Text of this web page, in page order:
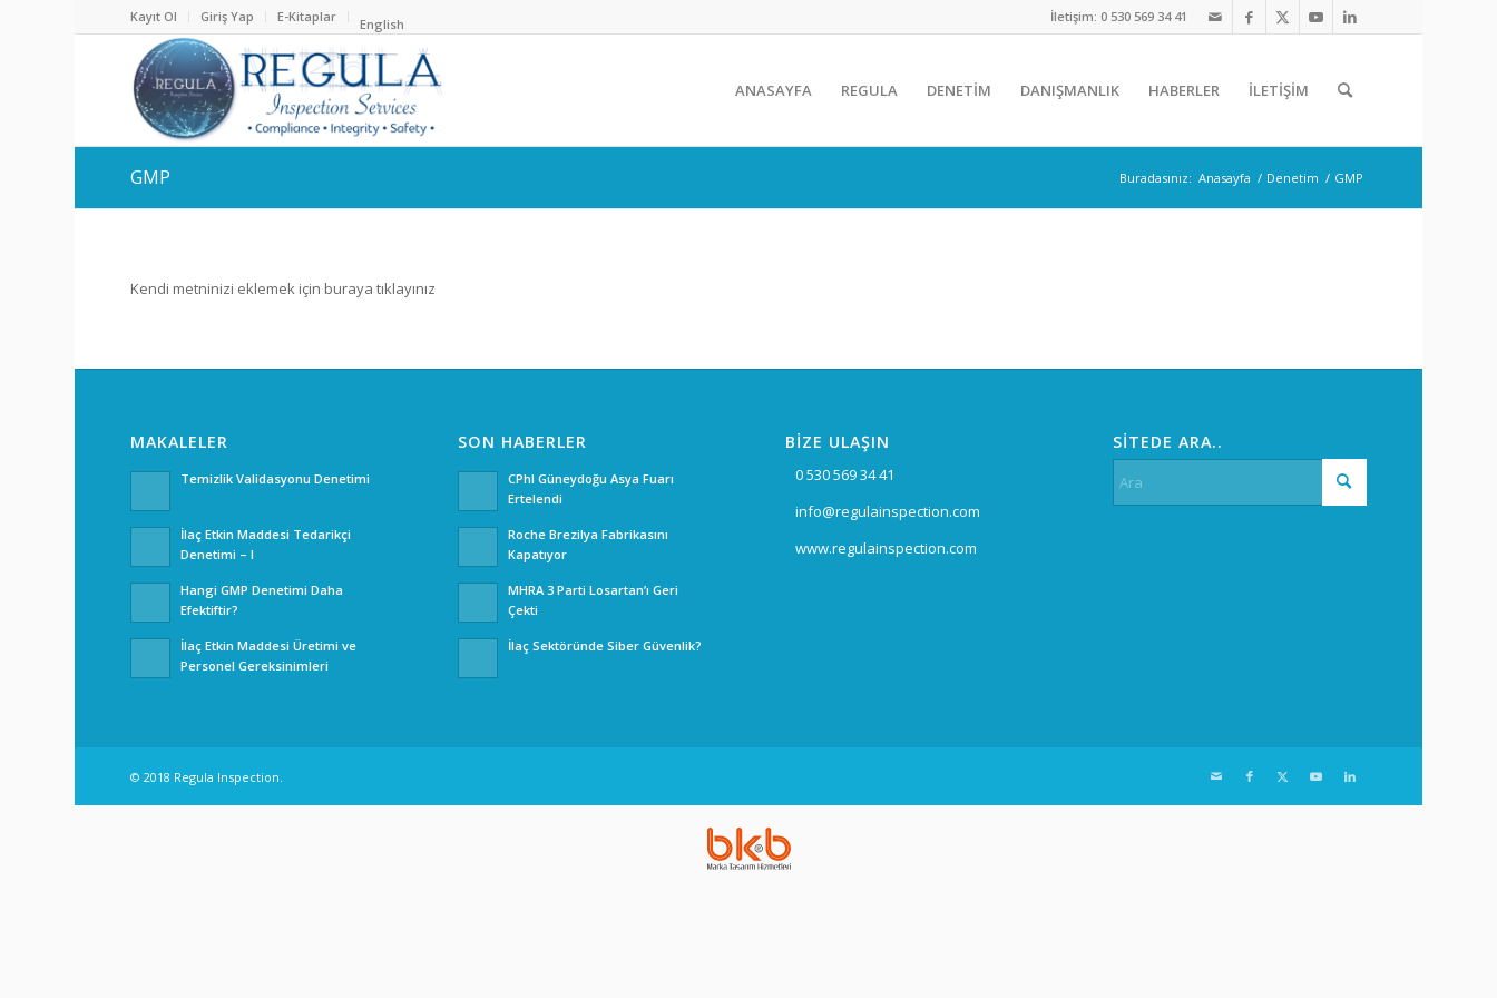
Kayıt Ol Giriş Yap E-Kitaplar English İletişim: 0 530 569 34 41
ANASAYFA REGULA DENETİM DANIŞMANLIK HABERLER İLETİŞİM
GMP Buradasınız: Anasayfa / Denetim / GMP
Kendi metninizi eklemek için buraya tıklayınız
MAKALELER
Temizlik Validasyonu Denetimi
İlaç Etkin Maddesi Tedarikçi
Denetimi – I
Hangi GMP Denetimi Daha
Efektiftir?
İlaç Etkin Maddesi Üretimi ve
Personel Gereksinimleri
SON HABERLER
CPhI Güneydoğu Asya Fuarı
Ertelendi
Roche Brezilya Fabrikasını
Kapatıyor
MHRA 3 Parti Losartan’ı Geri
Çekti
İlaç Sektöründe Siber Güvenlik?
BİZE ULAŞIN
0 530 569 34 41
info@regulainspection.com
www.regulainspection.com
SİTEDE ARA..
© 2018 Regula Inspection.